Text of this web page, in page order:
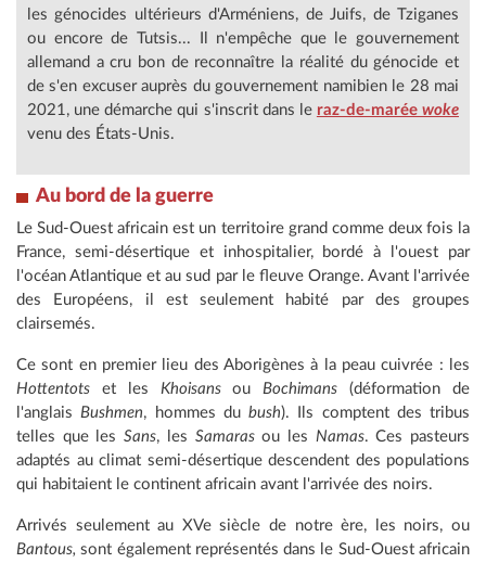
les génocides ultérieurs d'Arméniens, de Juifs, de Tziganes
ou encore de Tutsis... Il n'empêche que le gouvernement
allemand a cru bon de reconnaître la réalité du génocide et
de s'en excuser auprès du gouvernement namibien le 28 mai
2021, une démarche qui s'inscrit dans le raz-de-marée woke
venu des États-Unis.
Au bord de la guerre
Le Sud-Ouest africain est un territoire grand comme deux fois la
France, semi-désertique et inhospitalier, bordé à l'ouest par
l'océan Atlantique et au sud par le fleuve Orange. Avant l'arrivée
des Européens, il est seulement habité par des groupes
clairsemés.
Ce sont en premier lieu des Aborigènes à la peau cuivrée : les
Hottentots et les Khoisansou Bochimans (déformation de
l'anglais Bushmen, hommes du bush). Ils comptent des tribus
telles que lesSans, les Samarasou les Namas. Ces pasteurs
adaptés au climat semi-désertique descendent des populations
qui habitaient le continent africain avant l'arrivée des noirs.
Arrivés seulement au XVe siècle de notre ère, les noirs, ou
Bantous, sont également représentés dans le Sud-Ouest africain